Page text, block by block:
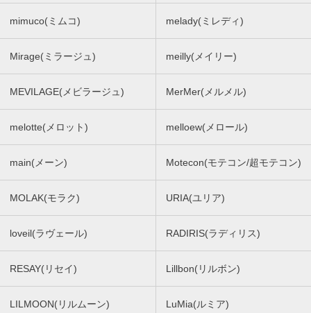
mimuco(ミムコ) melady(ミレディ)
Mirage(ミラージュ) meilly(メイリー)
MEVILAGE(メビラージュ) MerMer(メルメル)
melotte(メロット) melloew(メロール)
main(メーン) Motecon(モテコン/超モテコン)
MOLAK(モラク) URIA(ユリア)
loveil(ラヴェール) RADIRIS(ラディリス)
RESAY(リセイ) Lillbon(リルボン)
LILMOON(リルムーン) LuMia(ルミア)